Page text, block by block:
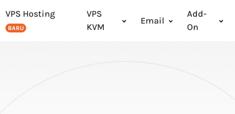
VPS Hosting
BARU
VPS
KVM
Email
Add-
On